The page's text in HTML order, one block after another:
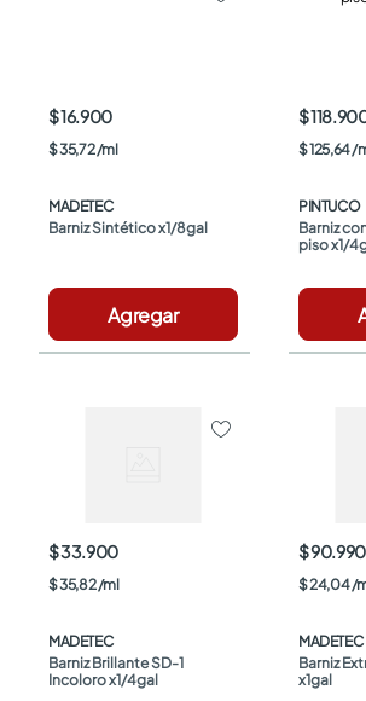
$ 16.900
$35,72/ml
MADETEC
Barniz Sintético x1/8gal
Agregar
$
$125,64/
PINTUCO
Barniz
piso x1/
$ 33.900
$35,82/ml
MADETEC
Barniz Brillante SD-1
Incoloro x1/4gal
$ 90.990
$24,04/
MADETEC
Barniz
x1gal